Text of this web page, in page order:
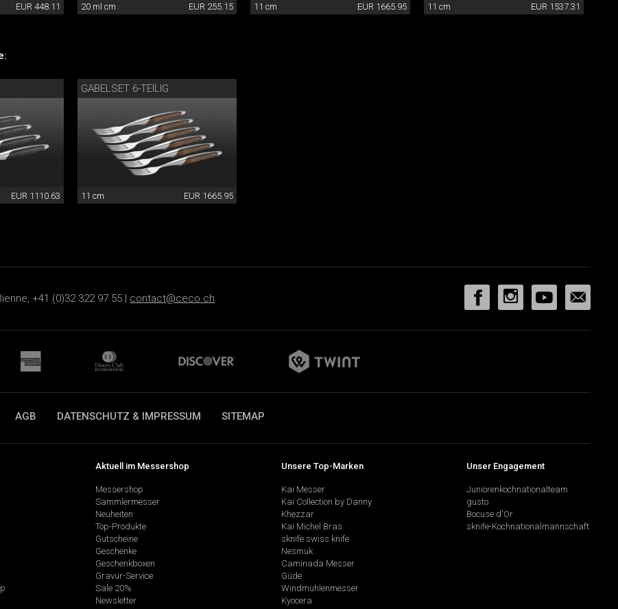
EUR 448.11 20 ml cm EUR 255.15 11 cm EUR 1665.95 11 cm EUR 1537.31
EUR 1110.63
GABELSET 6-TEILIG
11 cm EUR 1665.95
+41 (0)32 322 97 55 | contact@ceco.ch
AGB DATENSCHUTZ & IMPRESSUM SITEMAP
Aktuell im Messershop
Messershop
Sammlermesser
Neuheiten
Top-Produkte
Gutscheine
Geschenke
Geschenkboxen
Gravur-Service
Sale 20%
Newsletter
Unsere Top-Marken
Kai Messer
Kai Collection by Danny
Khezzar
Kai Michel Bras
sknife swiss knife
Nesmuk
Caminada Messer
Güde
Windmühlenmesser
Kyocera
Unser Engagement
Juniorenkochnationalteam
gusto
Bocuse d'Or
sknife-Kochnationalmannschaft